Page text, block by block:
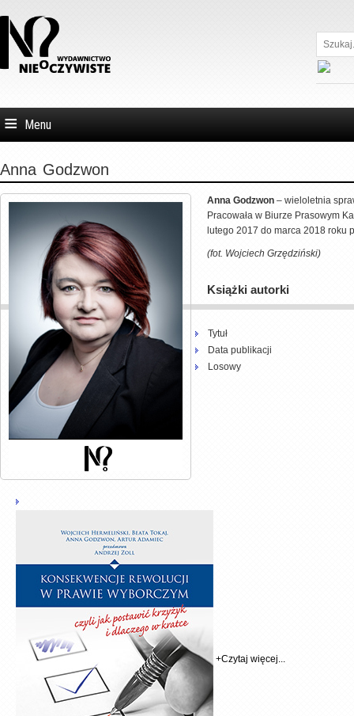
Szukaj...
Menu
Anna Godzwon
Anna Godzwon – wieloletnia
Pracowała w Biurze Prasowym
lutego 2017 do marca 2018 roku
(fot. Wojciech Grzędziński)
Książki autorki
Tytuł
Data publikacji
Losowy
+Czytaj więcej...